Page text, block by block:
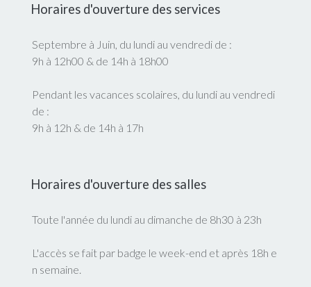
Horaires d'ouverture des services
Septembre à Juin, du lundi au vendredi de :
9h à 12h00 & de 14h à 18h00
Pendant les vacances scolaires, du lundi au vendredi
de :
9h à 12h & de 14h à 17h
Horaires d'ouverture des salles
Toute l'année du lundi au dimanche de 8h30 à 23h
L'accès se fait par badge le week-end et après 18h e
n semaine.